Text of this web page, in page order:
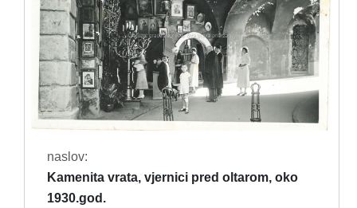
naslov:
Kamenita vrata, vjernici pred oltarom, oko
1930.god.